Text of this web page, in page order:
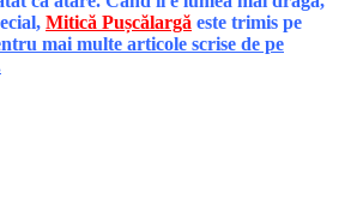
Mitică Pușcălargă este trimis pe
mai multe articole scrise de pe